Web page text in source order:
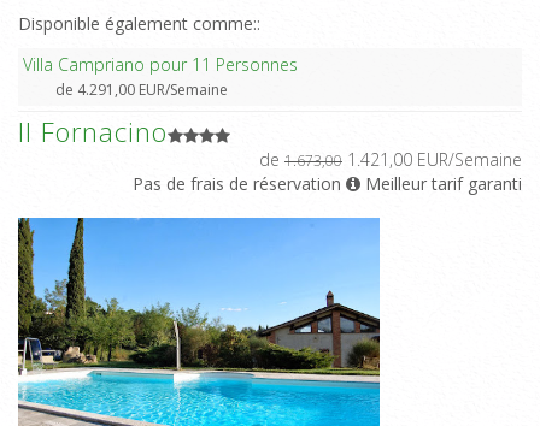
Disponible également comme::
Villa Campriano pour 11 Personnes
de 4.291,00 EUR/Semaine
Il Fornacino
de 1.673,00 1.421,00 EUR/Semaine
Pas de frais de réservation
Meilleur tarif garanti